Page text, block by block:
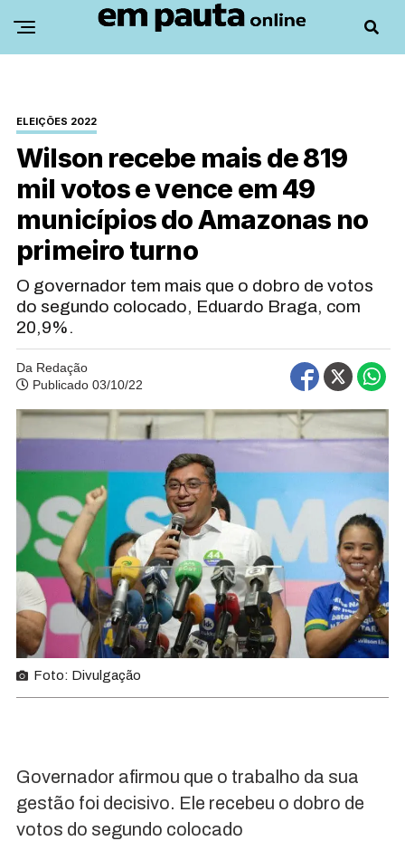
ELEIÇÕES 2022
Wilson recebe mais de 819
mil votos e vence em 49
municípios do Amazonas no
primeiro turno
O governador tem mais que o dobro de votos
do segundo colocado, Eduardo Braga, com
20,9%.
Da Redação
Publicado 03/10/22
Foto: Divulgação
Governador afirmou que o trabalho da sua
gestão foi decisivo. Ele recebeu o dobro de
votos do segundo colocado